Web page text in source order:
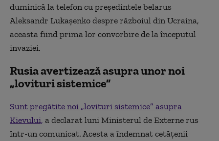
duminică la telefon cu președintele belarus
Aleksandr Lukașenko despre războiul din Ucraina,
aceasta fiind prima lor convorbire de la începutul
invaziei.
Rusia avertizează asupra unor noi
„lovituri sistemice”
Sunt pregătite noi „lovituri sistemice” asupra
Kievului, a declarat luni Ministerul de Externe rus
într-un comunicat. Acesta a îndemnat cetățenii